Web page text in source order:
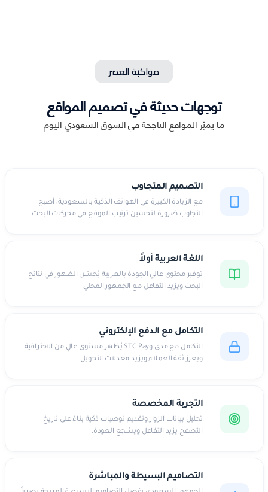
مواكبة العصر
توجهات حديثة في تصميم المواقع
ما يميّز المواقع الناجحة في السوق السعودي اليوم
التصميم المتجاوب
مع الزيادة الكبيرة في الهواتف الذكية بالسعودية، أصبح
التجاوب ضرورة لتحسين ترتيب الموقع في محركات البحث.
اللغة العربية أولاً
توفير محتوى عالي الجودة بالعربية يُحسّن الظهور في نتائج
البحث ويزيد التفاعل مع الجمهور المحلي.
التكامل مع الدفع الإلكتروني
التكامل مع مدى وSTC Pay يُظهر مستوى عالٍ من الاحترافية
ويعزز ثقة العملاء ويزيد معدلات التحويل.
التجربة المخصصة
تحليل بيانات الزوار وتقديم توصيات ذكية بناءً على تاريخ
التصفح يزيد التفاعل ويشجع العودة.
التصاميم البسيطة والمباشرة